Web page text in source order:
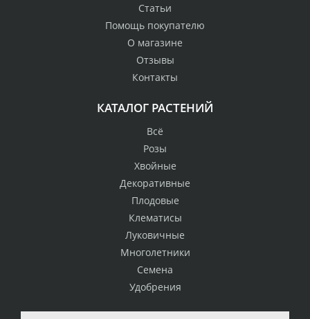
Статьи
Помощь покупателю
О магазине
Отзывы
Контакты
КАТАЛОГ РАСТЕНИЙ
Всё
Розы
Хвойные
Декоративные
Плодовые
Клематисы
Луковичные
Многолетники
Семена
Удобрения